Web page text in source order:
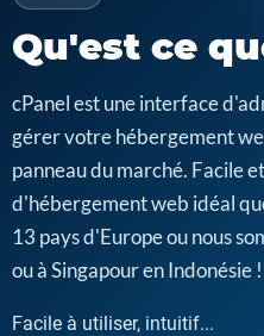
Qu'est ce
cPanel est une interface
gérer votre hébergement
panneau du marché. Facile
d'hébergement web idéal
13 pays d'Europe ou nous
ou à Singapour en Indonésie !
Facile à utiliser, intuitif...